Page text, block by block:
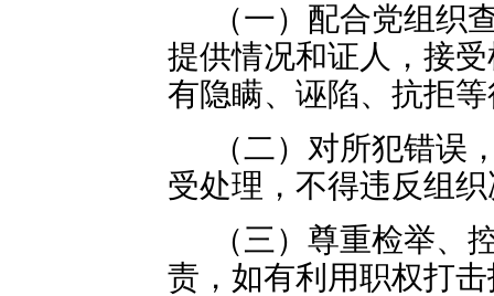
（一）配合党组织
提供情况和证人，接
有隐瞒、诬陷、抗拒
（二）对所犯错误
受处理，不得违反组
（三）尊重检举、
责，如有利用职权打